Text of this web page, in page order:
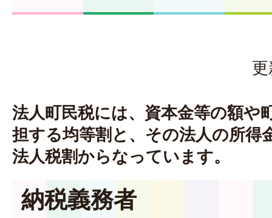
法人町民税には、資本金等の額や
担する均等割と、その法人の所得
法人税割からなっています。
納税義務者